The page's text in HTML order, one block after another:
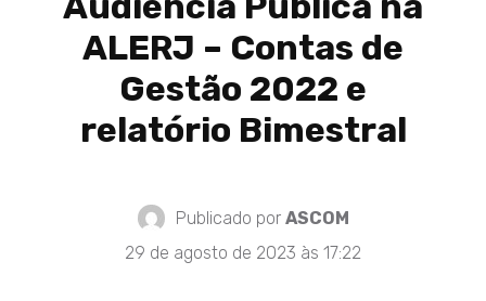
ALERJ – Contas de
Gestão 2022 e
relatório Bimestral
Publicado por ASCOM
29 de agosto de 2023 às 17:22